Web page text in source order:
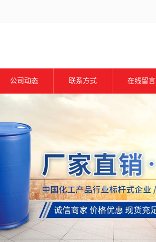
公司动态 联系方式 在线留言